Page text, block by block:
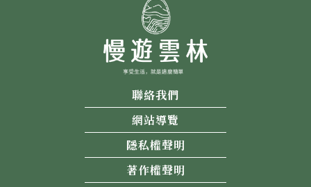
聯絡我們
網站導覽
隱私權聲明
著作權聲明